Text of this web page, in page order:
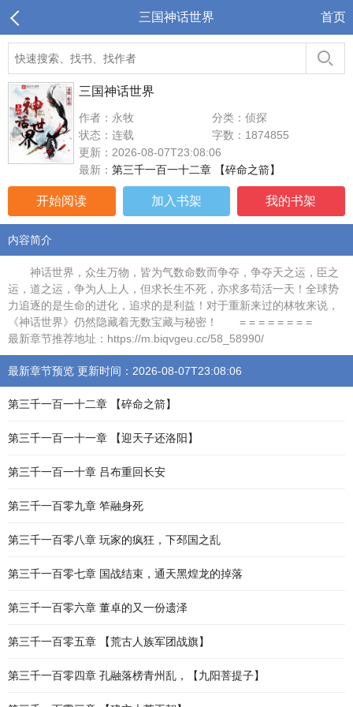
三国神话世界 首页
三国神话世界
作者：永牧
分类：侦探
状态：连载
字数：1874855
更新：2026-08-07T23:08:06
最新： 第三千一百一十二章 【碎命之箭】
开始阅读 加入书架 我的书架
内容简介
神话世界，众生万物，皆为气数命数而争夺，争夺天之运，臣之
运，道之运，争为人上人，但求长生不死，亦求多苟活一天！全球势
力追逐的是生命的进化，追求的是利益！对于重新来过的林牧来说，
《神话世界》仍然隐藏着无数宝藏与秘密！ = = = = = = = =
最新章节推荐地址：https://m.biqvgeu.cc/58_58990/
最新章节预览 更新时间：2026-08-07T23:08:06
第三千一百一十二章 【碎命之箭】
第三千一百一十一章 【迎天子还洛阳】
第三千一百一十章 吕布重回长安
第三千一百零九章 笮融身死
第三千一百零八章 玩家的疯狂，下邳国之乱
第三千一百零七章 国战结束，通天黑煌龙的掉落
第三千一百零六章 董卓的又一份遗泽
第三千一百零五章 【荒古人族军团战旗】
第三千一百零四章 孔融落榜青州乱，【九阳菩提子】